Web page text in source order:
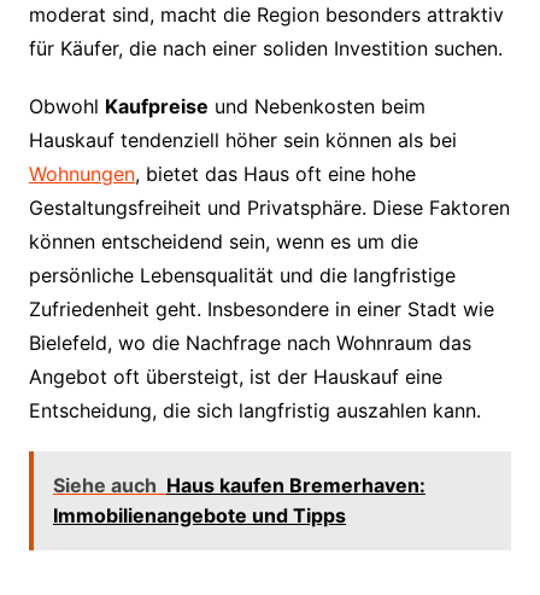
moderat sind, macht die Region besonders attraktiv
für Käufer, die nach einer soliden Investition suchen.
Obwohl Kaufpreise und Nebenkosten beim
Hauskauf tendenziell höher sein können als bei
Wohnungen, bietet das Haus oft eine hohe
Gestaltungsfreiheit und Privatsphäre. Diese Faktoren
können entscheidend sein, wenn es um die
persönliche Lebensqualität und die langfristige
Zufriedenheit geht. Insbesondere in einer Stadt wie
Bielefeld, wo die Nachfrage nach Wohnraum das
Angebot oft übersteigt, ist der Hauskauf eine
Entscheidung, die sich langfristig auszahlen kann.
Siehe auch Haus kaufen Bremerhaven:
Immobilienangebote und Tipps